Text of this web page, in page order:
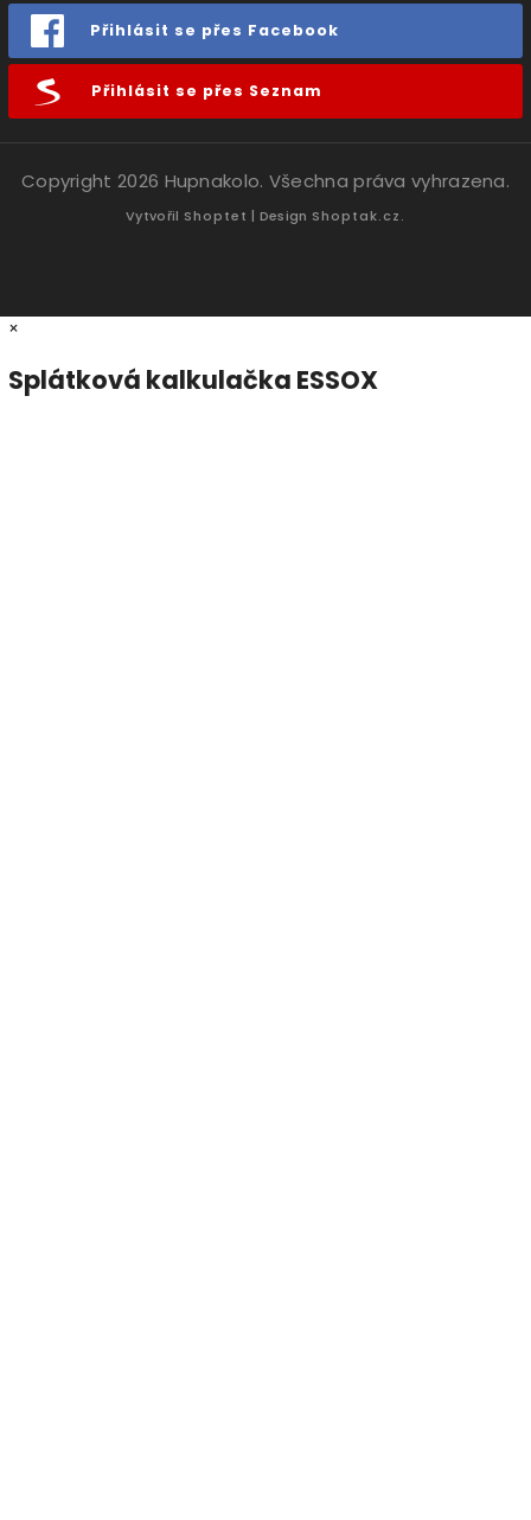
Přihlásit se přes Facebook
Přihlásit se přes Seznam
Copyright 2026 Hupnakolo. Všechna práva vyhrazena.
Vytvořil Shoptet | Design Shoptak.cz.
×
Splátková kalkulačka ESSOX